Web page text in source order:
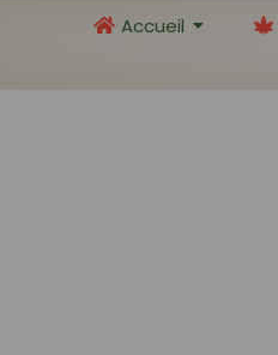
Accueil